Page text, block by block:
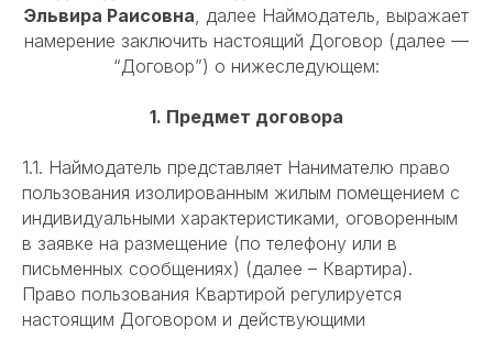
Эльвира Раисовна, далее Наймодатель, выражает
намерение заключить настоящий Договор (далее —
“Договор”) о нижеследующем:
1. Предмет договора
1.1. Наймодатель представляет Нанимателю право
пользования изолированным жилым помещением с
индивидуальными характеристиками, оговоренным
в заявке на размещение (по телефону или в
письменных сообщениях) (далее – Квартира).
Право пользования Квартирой регулируется
настоящим Договором и действующими